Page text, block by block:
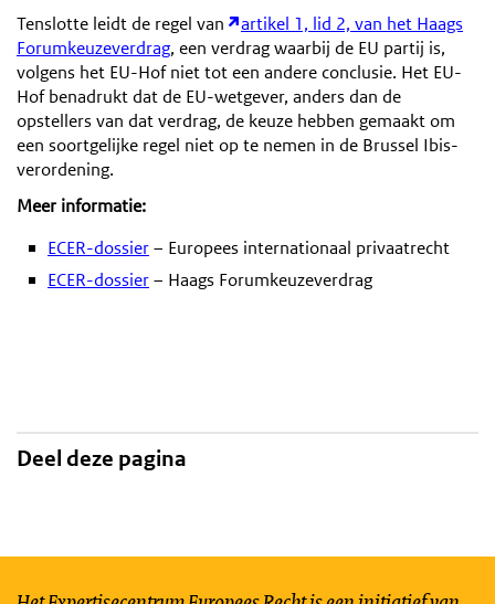
Tenslotte leidt de regel van
artikel 1, lid 2, van het Haags
Forumkeuzeverdrag, een verdrag waarbij de EU partij is,
volgens het EU-Hof niet tot een andere conclusie. Het EU-
Hof benadrukt dat de EU-wetgever, anders dan de
opstellers van dat verdrag, de keuze hebben gemaakt om
een soortgelijke regel niet op te nemen in de Brussel Ibis-
verordening.
Meer informatie:
ECER-dossier– Europees internationaal privaatrecht
ECER-dossier– Haags Forumkeuzeverdrag
Deel deze pagina